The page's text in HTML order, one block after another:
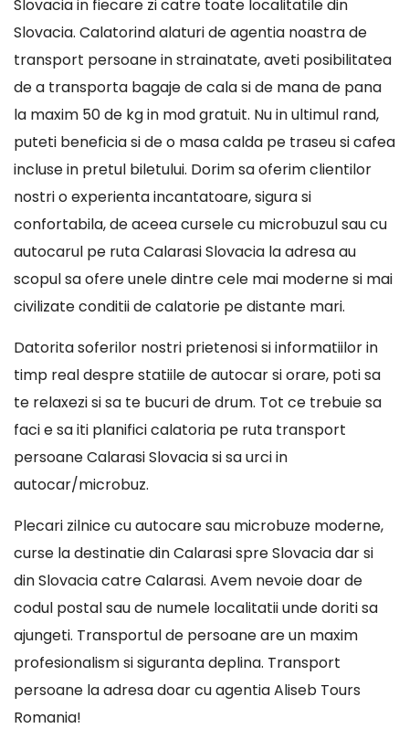
Slovacia in fiecare zi catre toate localitatile din
Slovacia. Calatorind alaturi de agentia noastra de
transport persoane in strainatate, aveti posibilitatea
de a transporta bagaje de cala si de mana de pana
la maxim 50 de kg in mod gratuit. Nu in ultimul rand,
puteti beneficia si de o masa calda pe traseu si cafea
incluse in pretul biletului. Dorim sa oferim clientilor
nostri o experienta incantatoare, sigura si
confortabila, de aceea cursele cu microbuzul sau cu
autocarul pe ruta Calarasi Slovacia la adresa au
scopul sa ofere unele dintre cele mai moderne si mai
civilizate conditii de calatorie pe distante mari.
Datorita soferilor nostri prietenosi si informatiilor in
timp real despre statiile de autocar si orare, poti sa
te relaxezi si sa te bucuri de drum. Tot ce trebuie sa
faci e sa iti planifici calatoria pe ruta transport
persoane Calarasi Slovacia si sa urci in
autocar/microbuz.
Plecari zilnice cu autocare sau microbuze moderne,
curse la destinatie din Calarasi spre Slovacia dar si
din Slovacia catre Calarasi. Avem nevoie doar de
codul postal sau de numele localitatii unde doriti sa
ajungeti. Transportul de persoane are un maxim
profesionalism si siguranta deplina. Transport
persoane la adresa doar cu agentia Aliseb Tours
Romania!